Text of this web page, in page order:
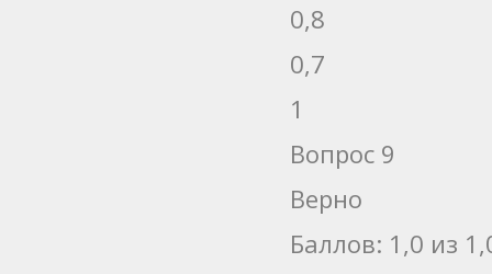
0,8
0,7
1
Вопрос 9
Верно
Баллов: 1,0 из